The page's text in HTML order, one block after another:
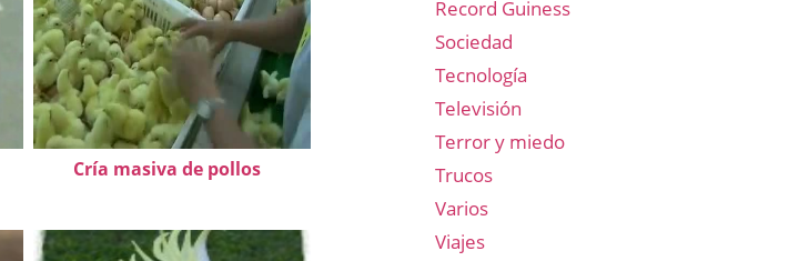
Cría masiva de pollos
Record Guiness
Sociedad
Tecnología
Televisión
Terror y miedo
Trucos
Varios
Viajes